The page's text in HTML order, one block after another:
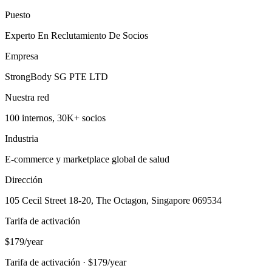
Puesto
Experto En Reclutamiento De Socios
Empresa
StrongBody SG PTE LTD
Nuestra red
100 internos, 30K+ socios
Industria
E-commerce y marketplace global de salud
Dirección
105 Cecil Street 18-20, The Octagon, Singapore 069534
Tarifa de activación
$179/year
Tarifa de activación · $179/year